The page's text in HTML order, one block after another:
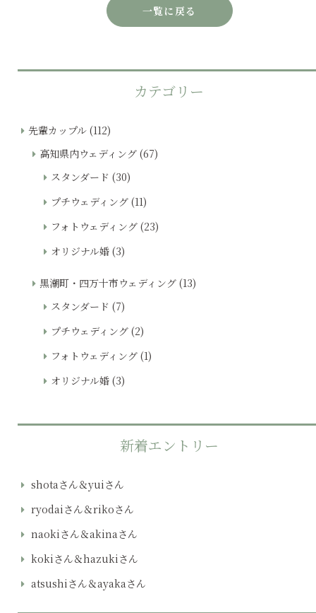
一覧に戻る
カテゴリー
先輩カップル(112)
高知県内ウェディング(67)
スタンダード (30)
プチウェディング(11)
フォトウェディング(23)
オリジナル婚(3)
黒潮町・四万十市ウェディング(13)
スタンダード (7)
プチウェディング(2)
フォトウェディング(1)
オリジナル婚(3)
新着エントリー
shotaさん＆yuiさん
ryodaiさん＆rikoさん
naokiさん＆akinaさん
kokiさん＆hazukiさん
atsushiさん＆ayakaさん